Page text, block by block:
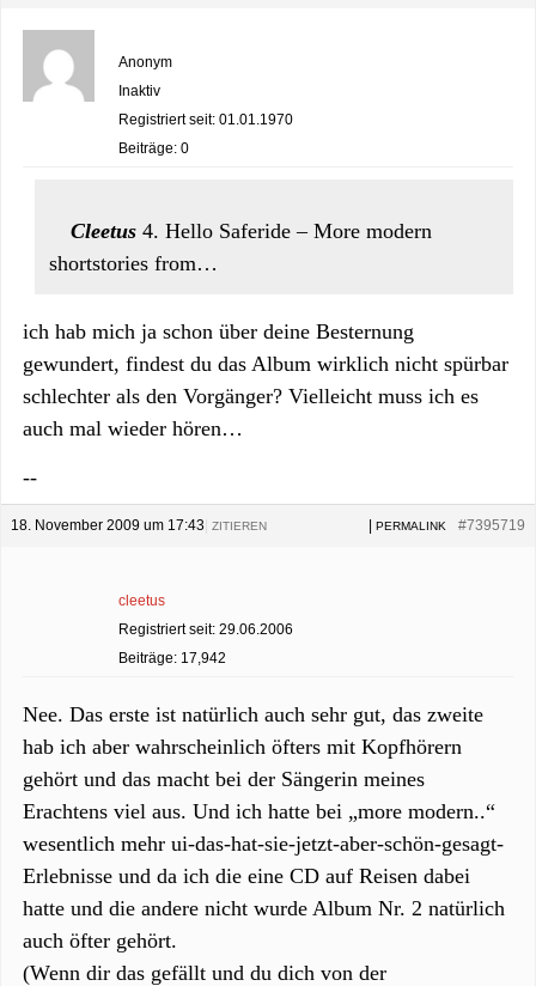
Anonym
Inaktiv
Registriert seit: 01.01.1970
Beiträge: 0
Cleetus 4. Hello Saferide – More modern
shortstories from…
ich hab mich ja schon über deine Besternung
gewundert, findest du das Album wirklich nicht spürbar
schlechter als den Vorgänger? Vielleicht muss ich es
auch mal wieder hören…
--
18. November 2009 um 17:43 #7395719
PERMALINK
ZITIEREN
cleetus
Registriert seit: 29.06.2006
Beiträge: 17,942
Nee. Das erste ist natürlich auch sehr gut, das zweite
hab ich aber wahrscheinlich öfters mit Kopfhörern
gehört und das macht bei der Sängerin meines
Erachtens viel aus. Und ich hatte bei „more modern..“
wesentlich mehr ui-das-hat-sie-jetzt-aber-schön-gesagt-
Erlebnisse und da ich die eine CD auf Reisen dabei
hatte und die andere nicht wurde Album Nr. 2 natürlich
auch öfter gehört.
(Wenn dir das gefällt und du dich von der